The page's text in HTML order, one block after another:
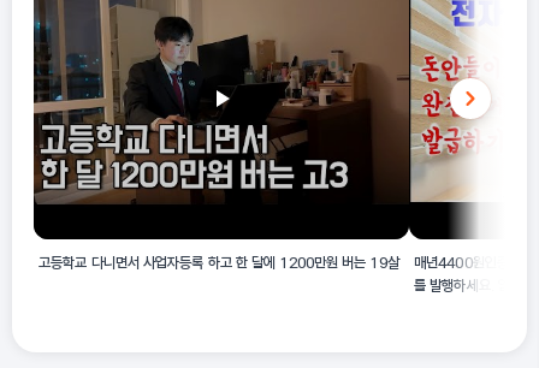
제조 활동은 24311로 분류됩니다.
고등학교 다니면서 사업자등록 하고 한 달에 1200만원 버는 19살
매년4400원인증서받
를 발행하세요. 임대